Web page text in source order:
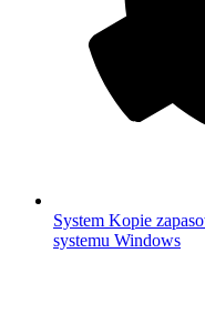
System Kopie
systemu Windows